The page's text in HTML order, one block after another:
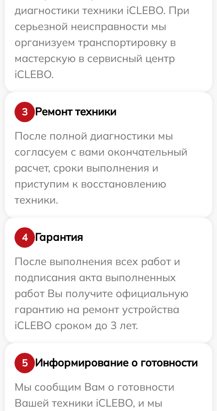
диагностики техники iCLEBO. При
серьезной неисправности мы
организуем транспортировку в
мастерскую в сервисный центр
iCLEBO.
3
Ремонт техники
После полной диагностики мы
согласуем с вами окончательный
расчет, сроки выполнения и
приступим к восстановлению
техники.
4
Гарантия
После выполнения всех работ и
подписания акта выполненных
работ Вы получите официальную
гарантию на ремонт устройства
iCLEBO сроком до 3 лет.
5
Информирование о готовности
Мы сообщим Вам о готовности
Вашей техники iCLEBO, и мы